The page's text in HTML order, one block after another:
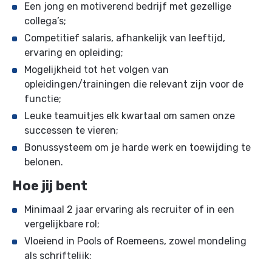
Een jong en motiverend bedrijf met gezellige
collega’s;
Competitief salaris, afhankelijk van leeftijd,
ervaring en opleiding;
Mogelijkheid tot het volgen van
opleidingen/trainingen die relevant zijn voor de
functie;
Leuke teamuitjes elk kwartaal om samen onze
successen te vieren;
Bonussysteem om je harde werk en toewijding te
belonen.
Hoe jij bent
Minimaal 2 jaar ervaring als recruiter of in een
vergelijkbare rol;
Vloeiend in Pools of Roemeens, zowel mondeling
als schriftelijk;